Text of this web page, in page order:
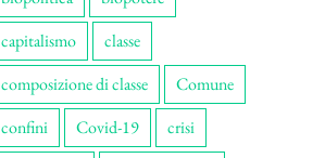
capitalismo
classe
composizione di classe
Comune
confini
Covid-19
crisi